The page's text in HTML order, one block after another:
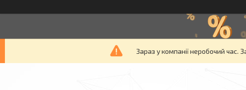
Зараз у компанії неробочий час.